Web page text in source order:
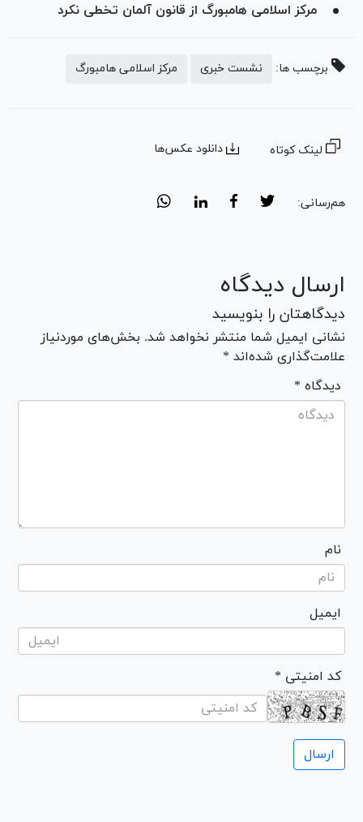
مرکز اسلامی هامبورگ از قانون آلمان تخطی نکرد
برچسب ها: نشست خبری مرکز اسلامی هامبورگ
لینک کوتاه دانلود عکس‌ها
هم‌رسانی:
ارسال دیدگاه
دیدگاهتان را بنویسید
نشانی ایمیل شما منتشر نخواهد شد. بخش‌های موردنیاز
علامت‌گذاری شده‌اند *
* دیدگاه
نام
ایمیل
* کد امنیتی